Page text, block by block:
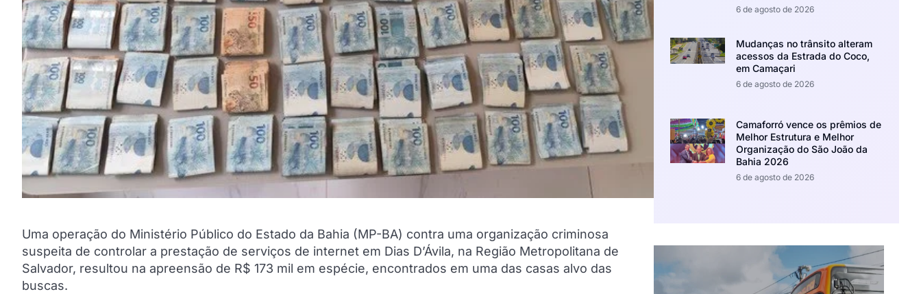
Uma operação do Ministério Público do Estado da Bahia (MP-BA) contra uma organização criminosa
suspeita de controlar a prestação de serviços de internet em Dias D’Ávila, na Região Metropolitana de
Salvador, resultou na apreensão de R$ 173 mil em espécie, encontrados em uma das casas alvo das
buscas.
6 de agosto de 2026
Mudanças no trânsito alteram
acessos da Estrada do Coco,
em Camaçari
6 de agosto de 2026
Camaforró vence os prêmios de
Melhor Estrutura e Melhor
Organização do São João da
Bahia 2026
6 de agosto de 2026